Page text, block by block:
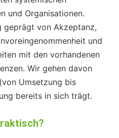
und Organisationen.
geprägt von Akzeptanz,
und
mit den vorhandenen
Wir gehen davon
Umsetzung bis
bereits in sich trägt.